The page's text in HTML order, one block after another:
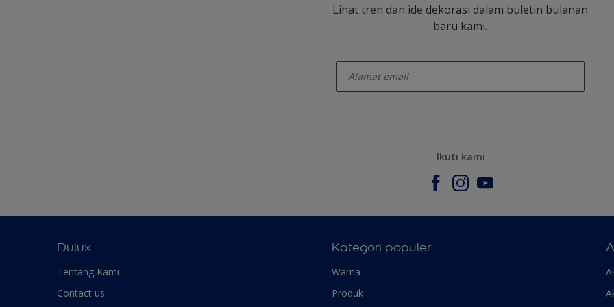
Lihat tren dan ide dekorasi dalam buletin bulanan
baru kami.
Ikuti kami
Dulux
Tentang Kami
Contact us
Kategori populer
Warna
Produk